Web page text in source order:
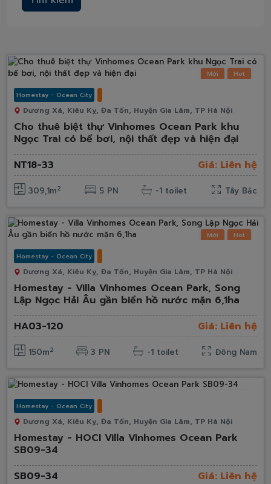
Mới Hot
Homestay - Ocean City
Dương Xá, Kiêu Kỵ, Đa Tốn, Huyện Gia Lâm, TP Hà Nội
Cho thuê biệt thự Vinhomes Ocean Park khu
Ngọc Trai có bể bơi, nội thất đẹp và hiện đại
NT18-33
Giá: Liên hệ
309,1m2 5 PN -1 toilet Tây Bắc
Mới Hot
Homestay - Ocean City
Dương Xá, Kiêu Kỵ, Đa Tốn, Huyện Gia Lâm, TP Hà Nội
Homestay - Villa Vinhomes Ocean Park, Song
Lập Ngọc Hải Âu gần biển hồ nước mặn 6,1ha
HA03-120
Giá: Liên hệ
150m2 3 PN -1 toilet Đông Nam
Homestay - Ocean City
Dương Xá, Kiêu Kỵ, Đa Tốn, Huyện Gia Lâm, TP Hà Nội
Homestay - HOCI Villa Vinhomes Ocean Park
SB09-34
SB09-34
Giá: Liên hệ